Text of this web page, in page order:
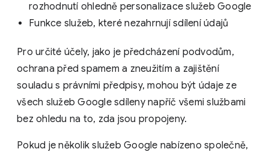
rozhodnutí ohledně personalizace služeb Google
Funkce služeb, které nezahrnují sdílení údajů
Pro určité účely, jako je předcházení podvodům,
ochrana před spamem a zneužitím a zajištění
souladu s právními předpisy, mohou být údaje ze
všech služeb Google sdíleny napříč všemi službami
bez ohledu na to, zda jsou propojeny.
Pokud je několik služeb Google nabízeno společně,